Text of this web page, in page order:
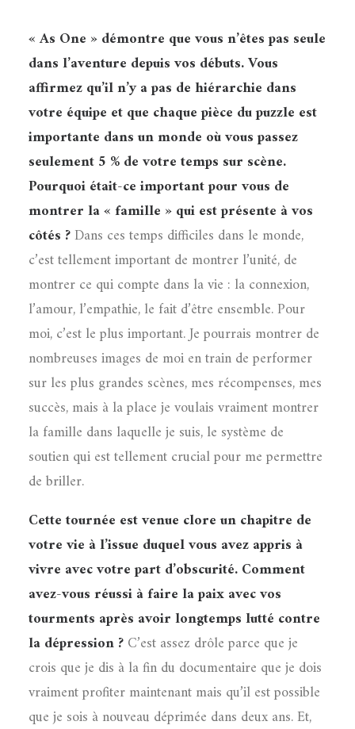
« As One » démontre que vous n’êtes pas seule
dans l’aventure depuis vos débuts. Vous
affirmez qu’il n’y a pas de hiérarchie dans
votre équipe et que chaque pièce du puzzle est
importante dans un monde où vous passez
seulement 5 % de votre temps sur scène.
Pourquoi était-ce important pour vous de
montrer la « famille » qui est présente à vos
côtés ?Dans ces temps difficiles dans le monde,
c’est tellement important de montrer l’unité, de
montrer ce qui compte dans la vie : la connexion,
l’amour, l’empathie, le fait d’être ensemble. Pour
moi, c’est le plus important. Je pourrais montrer de
nombreuses images de moi en train de performer
sur les plus grandes scènes, mes récompenses, mes
succès, mais à la place je voulais vraiment montrer
la famille dans laquelle je suis, le système de
soutien qui est tellement crucial pour me permettre
de briller.
Cette tournée est venue clore un chapitre de
votre vie à l’issue duquel vous avez appris à
vivre avec votre part d’obscurité. Comment
avez-vous réussi à faire la paix avec vos
tourments après avoir longtemps lutté contre
la dépression ?C’est assez drôle parce que je
crois que je dis à la fin du documentaire que je dois
vraiment profiter maintenant mais qu’il est possible
que je sois à nouveau déprimée dans deux ans. Et,